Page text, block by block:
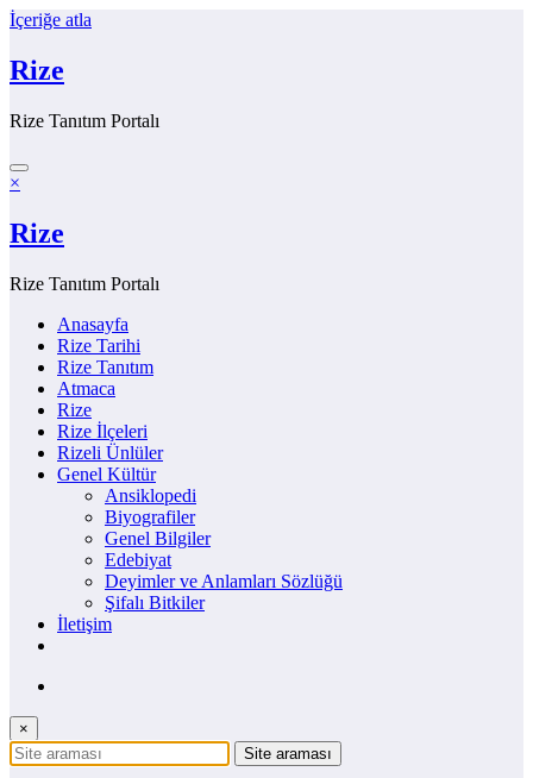
İçeriğe atla
Rize
Rize Tanıtım Portalı
×
Rize
Rize Tanıtım Portalı
Anasayfa
Rize Tarihi
Rize Tanıtım
Atmaca
Rize
Rize İlçeleri
Rizeli Ünlüler
Genel Kültür
Ansiklopedi
Biyografiler
Genel Bilgiler
Edebiyat
Deyimler ve Anlamları Sözlüğü
Şifalı Bitkiler
İletişim
×